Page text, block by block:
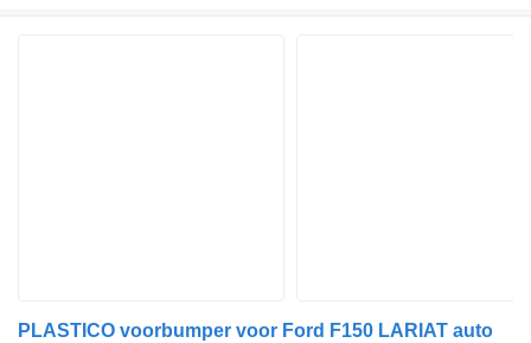
PLASTICO voorbumper voor Ford F150 LARIAT auto